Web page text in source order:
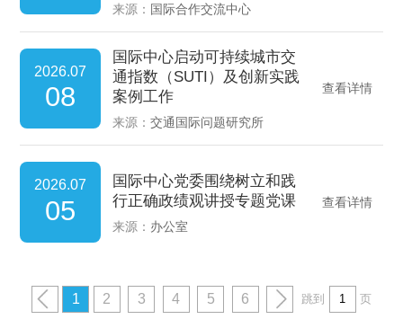
来源： 国际合作交流中心
2026.07
08
国际中心启动可持续城市交
通指数（SUTI）及创新实践
案例工作
来源：交通国际问题研究所
查看详情
2026.07
05
国际中心党委围绕树立和践
行正确政绩观讲授专题党课
来源： 办公室
查看详情
1 2 3 4 5 6 跳到 页